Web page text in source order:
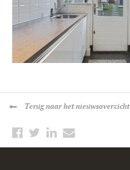
Terugnaar het nieuwsoverzicht